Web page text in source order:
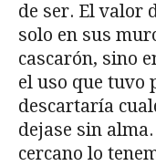
de ser. El valor
solo en sus
cascarón, sino
el uso que tuvo
descartaría
dejase sin
cercano lo